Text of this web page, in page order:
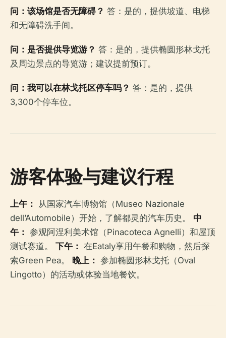
问：该场馆是否无障碍？ 答：是的，提供坡道、电梯
和无障碍洗手间。
问：是否提供导览游？ 答：是的，提供椭圆形林戈托
及周边景点的导览游；建议提前预订。
问：我可以在林戈托区停车吗？ 答：是的，提供
3,300个停车位。
游客体验与建议行程
上午： 从国家汽车博物馆（Museo Nazionale
dell’Automobile）开始，了解都灵的汽车历史。 中
午： 参观阿涅利美术馆（Pinacoteca Agnelli）和屋顶
测试赛道。 下午： 在Eataly享用午餐和购物，然后探
索Green Pea。 晚上： 参加椭圆形林戈托（Oval
Lingotto）的活动或体验当地餐饮。